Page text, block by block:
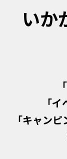
いか
「
「キャン